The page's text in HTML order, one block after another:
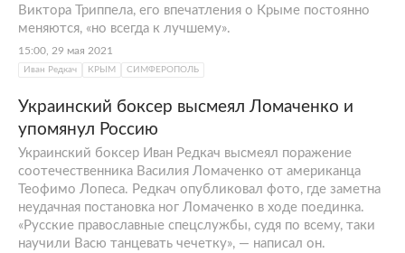
Виктора Триппела, его впечатления о Крыме постоянно
меняются, «но всегда к лучшему».
15:00, 29 мая 2021
Иван Редкач КРЫМ СИМФЕРОПОЛЬ
Украинский боксер высмеял Ломаченко и
упомянул Россию
Украинский боксер Иван Редкач высмеял поражение
соотечественника Василия Ломаченко от американца
Теофимо Лопеса. Редкач опубликовал фото, где заметна
неудачная постановка ног Ломаченко в ходе поединка.
«Русские православные спецслужбы, судя по всему, таки
научили Васю танцевать чечетку», — написал он.